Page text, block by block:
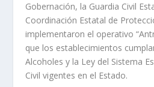
Gobernación, la Guardia Civil
Coordinación Estatal de
implementaron el operativo
que los establecimientos
Alcoholes y la Ley del Sistema
Civil vigentes en el Estado.